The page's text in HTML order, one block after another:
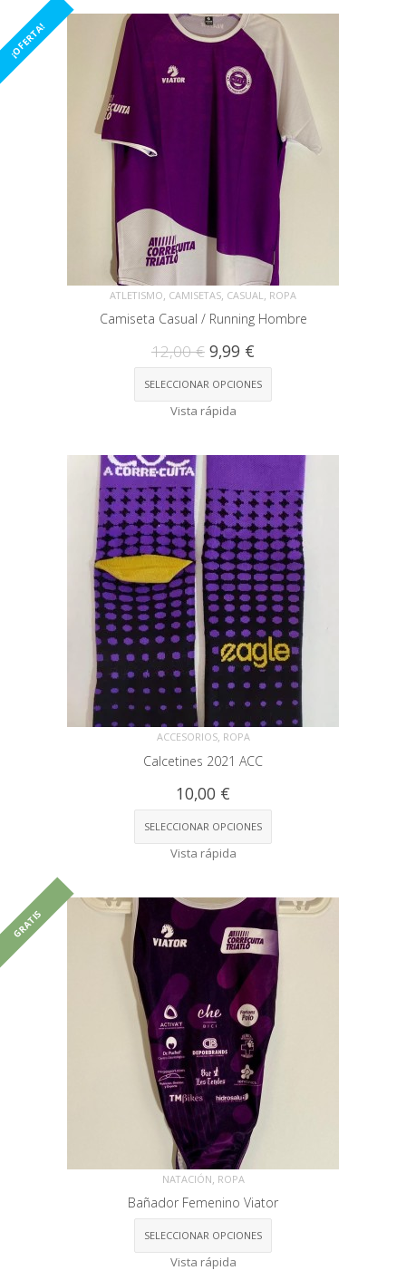
¡OFERTA!
ATLETISMO CAMISETAS CASUAL ROPA
Camiseta Casual / Running Hombre
12,00€ 9,99 €
SELECCIONAR OPCIONES
Vista rápida
ACCESORIOS, ROPA
Calcetines 2021 ACC
10,00 €
SELECCIONAR OPCIONES
Vista rápida
GRATIS
NATACIÓN ROPA
Bañador Femenino Viator
SELECCIONAR OPCIONES
Vista rápida